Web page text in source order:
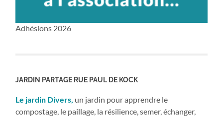
Adhésions 2026
JARDIN PARTAGE RUE PAUL DE KOCK
Le jardin Divers, un jardin pour apprendre le
compostage, le paillage, la résilience, semer, échanger,